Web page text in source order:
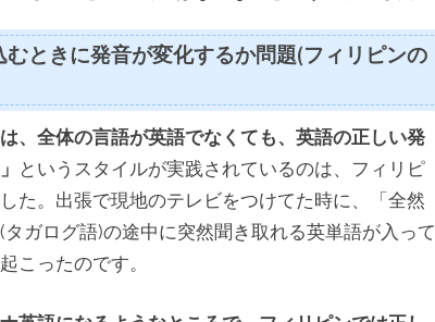
むときに発音が変化するか問題(フィリピンの
は、全体の言語が英語でなくても、英語の正しい発
というスタイルが実践されているのは、フィリピ
た。出張で現地のテレビをつけてた時に、「全然
ガログ語)の途中に突然聞き取れる英単語が入って
こったのです。